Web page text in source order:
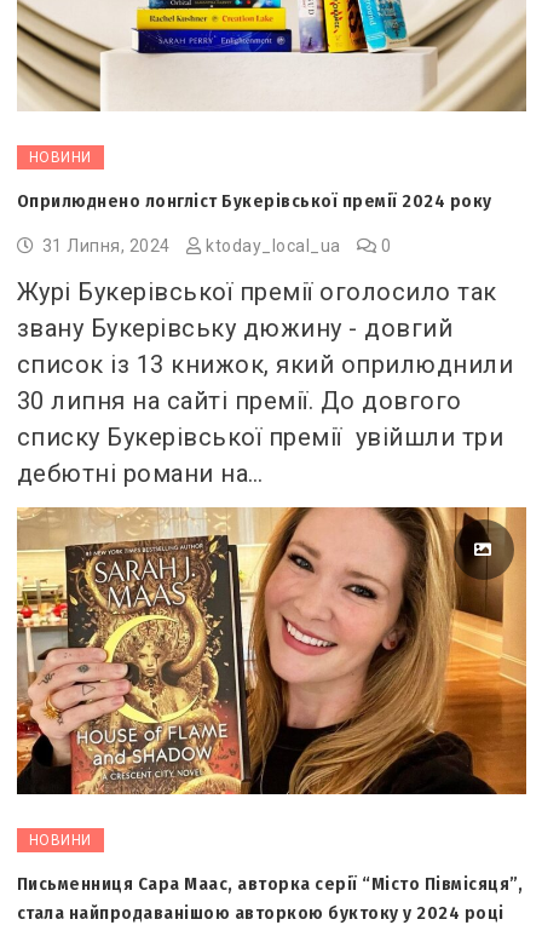
НОВИНИ
Оприлюднено лонгліст Букерівської премії 2024 року
31 Липня, 2024 ktoday_local_ua 0
Журі Букерівської премії оголосило так
звану Букерівську дюжину - довгий
список із 13 книжок, який оприлюднили
30 липня на сайті премії. До довгого
списку Букерівської премії увійшли три
дебютні романи на…
НОВИНИ
Письменниця Сара Маас, авторка серії “Місто Півмісяця”,
стала найпродаванішою авторкою буктоку у 2024 році